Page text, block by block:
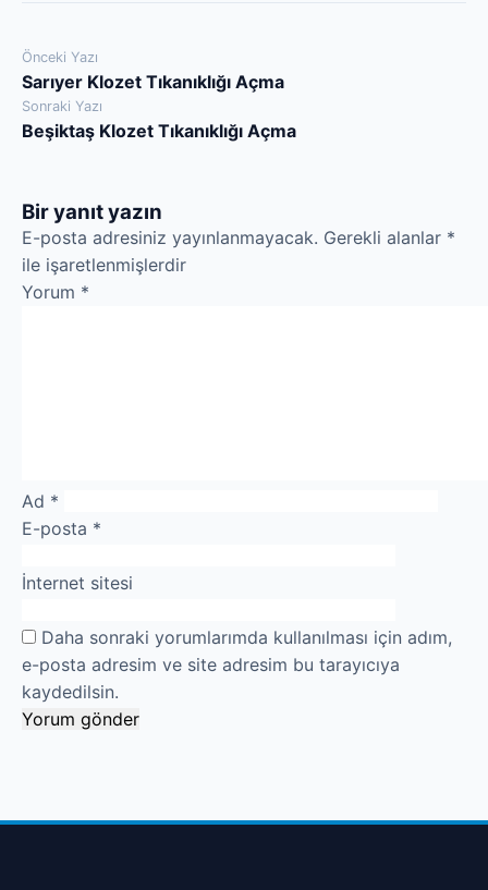
Yazı
gezinmesi
Önceki Yazı
Sarıyer Klozet Tıkanıklığı Açma
Sonraki Yazı
Beşiktaş Klozet Tıkanıklığı Açma
Bir yanıt yazın
E-posta adresiniz yayınlanmayacak. Gerekli alanlar *
ile işaretlenmişlerdir
Yorum *
Ad *
E-posta *
İnternet sitesi
Daha sonraki yorumlarımda kullanılması için adım,
e-posta adresim ve site adresim bu tarayıcıya
kaydedilsin.